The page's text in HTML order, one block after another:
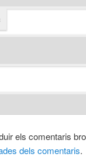
els comentaris
dels comentaris.